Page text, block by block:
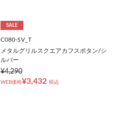
SALE
C080-SV_T
メタルグリルスクエアカフスボタン/シ
ルバー
¥4,290
WEB価格¥3,432 税込